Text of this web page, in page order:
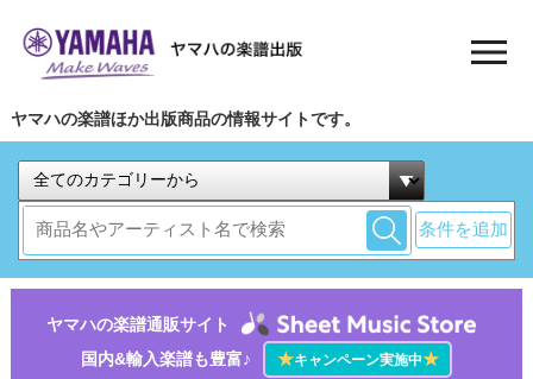
ヤマハの楽譜ほか出版商品の情報サイトです。
条件を追加
ヤマハの楽譜通販サイト
国内&輸入楽譜も豊富♪
★キャンペーン実施中★